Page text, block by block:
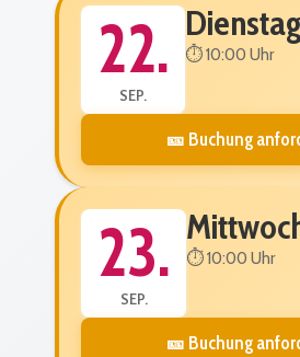
22.
SEP.
Dienstag
⏱️ 10:00 Uhr
🎫 Buchung
23.
SEP.
⏱️ 10:00 Uhr
🎫 Buchung